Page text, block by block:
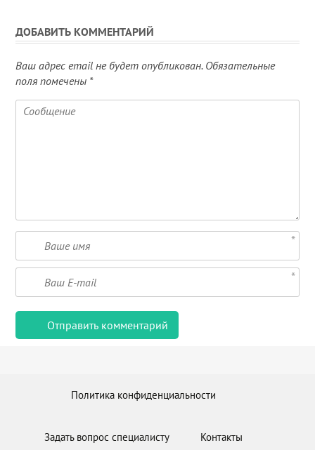
ДОБАВИТЬ КОММЕНТАРИЙ
Ваш адрес email не будет опубликован.Обязательные
поля помечены *
Политика конфиденциальности
Задать вопрос специалисту Контакты